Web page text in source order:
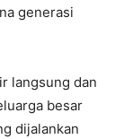
generasi
langsung dan
besar
dijalankan